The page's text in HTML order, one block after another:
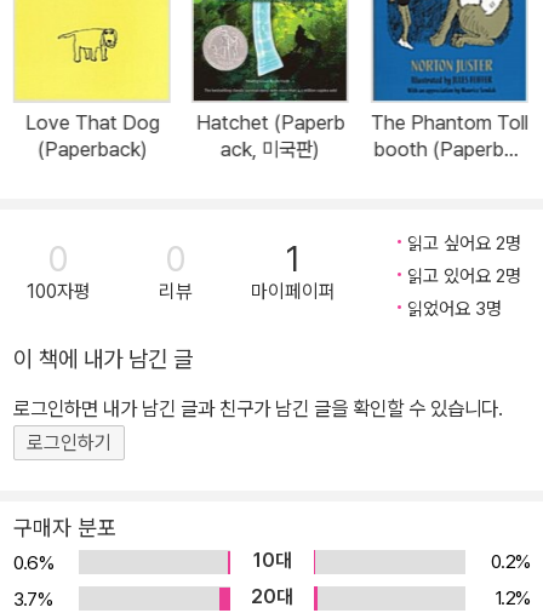
Love That Dog
(Paperback)
Hatchet (Paperb
ack, 미국판)
The Phantom Toll
booth (Paperbac
0
100자평
0
리뷰
1
마이페이퍼
읽고 싶어요 2명
읽고 있어요 2명
읽었어요 3명
이 책에 내가 남긴 글
로그인하면 내가 남긴 글과 친구가 남긴 글을 확인할 수 있습니다.
로그인하기
구매자 분포
0.6% 10대
0.2%
3.7%
20대
1.2%